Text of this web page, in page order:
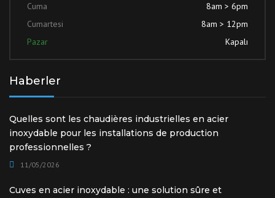
Cuma
8am > 6pm
Cumartesi
8am > 12pm
Pazar
Kapalı
Haberler
Quelles sont les chaudières industrielles en acier
inoxydable pour les installations de production
professionnelles ?
11/05/2026
Cuves en acier inoxydable : une solution sûre et